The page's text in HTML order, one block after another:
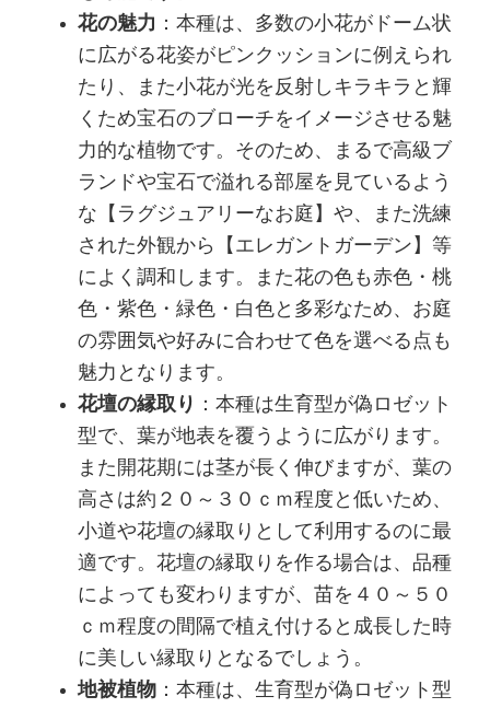
花の魅力 ：本種は、多数の小花がドーム状
に広がる花姿がピンクッションに例えられ
たり、また小花が光を反射しキラキラと輝
くため宝石のブローチをイメージさせる魅
力的な植物です。そのため、まるで高級ブ
ランドや宝石で溢れる部屋を見ているよう
な【ラグジュアリーなお庭】や、また洗練
された外観から【エレガントガーデン】等
によく調和します。また花の色も赤色・桃
色・紫色・緑色・白色と多彩なため、お庭
の雰囲気や好みに合わせて色を選べる点も
魅力となります。
花壇の縁取り
：本種は生育型が偽ロゼット
型で、葉が地表を覆うように広がります。
また開花期には茎が長く伸びますが、葉の
高さは約２０～３０ｃｍ程度と低いため、
小道や花壇の縁取りとして利用するのに最
適です。花壇の縁取りを作る場合は、品種
によっても変わりますが、苗を４０～５０
ｃｍ程度の間隔で植え付けると成長した時
に美しい縁取りとなるでしょう。
地被植物 ：本種は、生育型が偽ロゼット型